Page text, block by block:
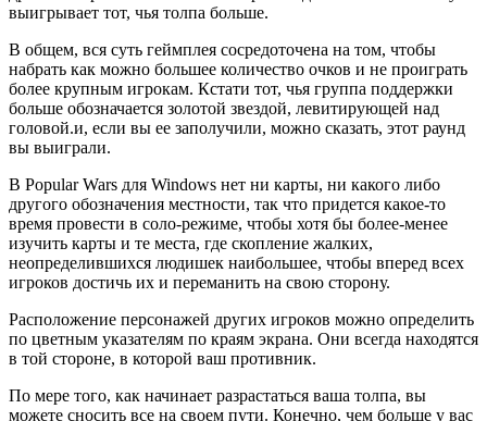
выигрывает тот, чья толпа больше.
В общем, вся суть геймплея сосредоточена на том, чтобы
набрать как можно большее количество очков и не проиграть
более крупным игрокам. Кстати тот, чья группа поддержки
больше обозначается золотой звездой, левитирующей над
головой.и, если вы ее заполучили, можно сказать, этот раунд
вы выиграли.
В Popular Wars для Windows нет ни карты, ни какого либо
другого обозначения местности, так что придется какое-то
время провести в соло-режиме, чтобы хотя бы более-менее
изучить карты и те места, где скопление жалких,
неопределившихся людишек наибольшее, чтобы вперед всех
игроков достичь их и переманить на свою сторону.
Расположение персонажей других игроков можно определить
по цветным указателям по краям экрана. Они всегда находятся
в той стороне, в которой ваш противник.
По мере того, как начинает разрастаться ваша толпа, вы
можете сносить все на своем пути. Конечно, чем больше у вас